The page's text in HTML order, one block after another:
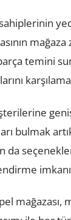
temini
bulmak
da